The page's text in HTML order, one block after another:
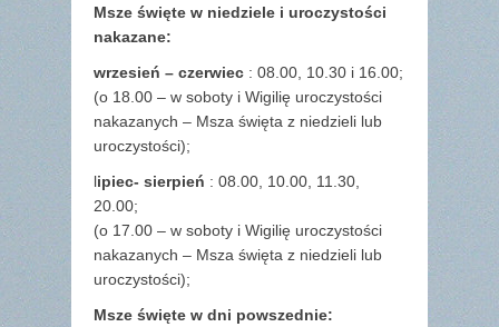
Msze święte w niedziele i uroczystości
nakazane:
wrzesień – czerwiec : 08.00, 10.30 i 16.00;
(o 18.00 – w soboty i Wigilię uroczystości
nakazanych – Msza święta z niedzieli lub
uroczystości);
lipiec- sierpień : 08.00, 10.00, 11.30,
20.00;
(o 17.00 – w soboty i Wigilię uroczystości
nakazanych – Msza święta z niedzieli lub
uroczystości);
Msze święte w dni powszednie: